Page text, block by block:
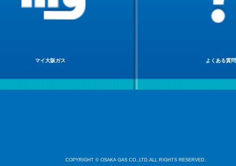
マイ大阪ガス よくある質問
COPYRIGHT © OSAKA GAS CO.,LTD.ALL RIGHTS RESERVED.